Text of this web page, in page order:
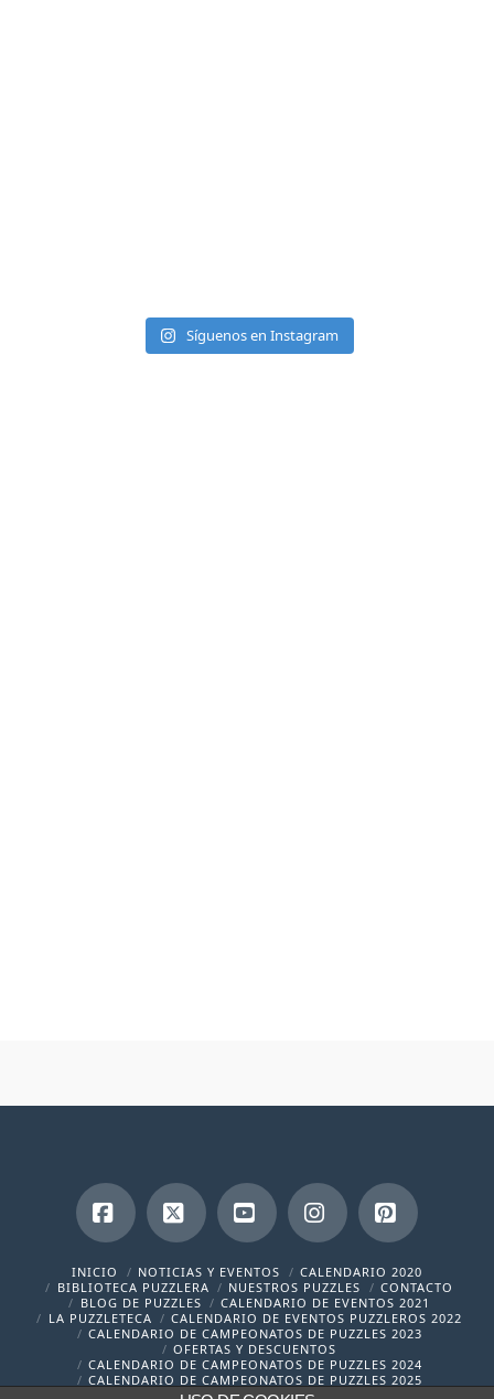
Síguenos en Instagram
Facebook
X YouTubeInstagramPinterest
INICIO NOTICIAS Y EVENTOS
CALENDARIO 2020
BIBLIOTECA PUZZLERA
NUESTROS PUZZLES
CONTACTO
BLOG DE PUZZLES
CALENDARIO DE EVENTOS 2021
LA PUZZLETECA
CALENDARIO DE EVENTOS PUZZLEROS 2022
CALENDARIO DE CAMPEONATOS DE PUZZLES 2023
OFERTAS Y DESCUENTOS
CALENDARIO DE CAMPEONATOS DE PUZZLES 2024
CALENDARIO DE CAMPEONATOS DE PUZZLES 2025